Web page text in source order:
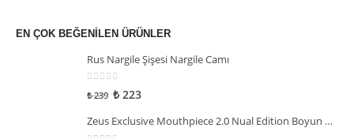
EN ÇOK BEĞENILEN ÜRÜNLER
Rus Nargile Şişesi Nargile Camı
5 üzerinden
₺239 ₺ 223
Zeus Exclusive Mouthpiece 2.0 Nual Edition Boyun Askılı Sipsi